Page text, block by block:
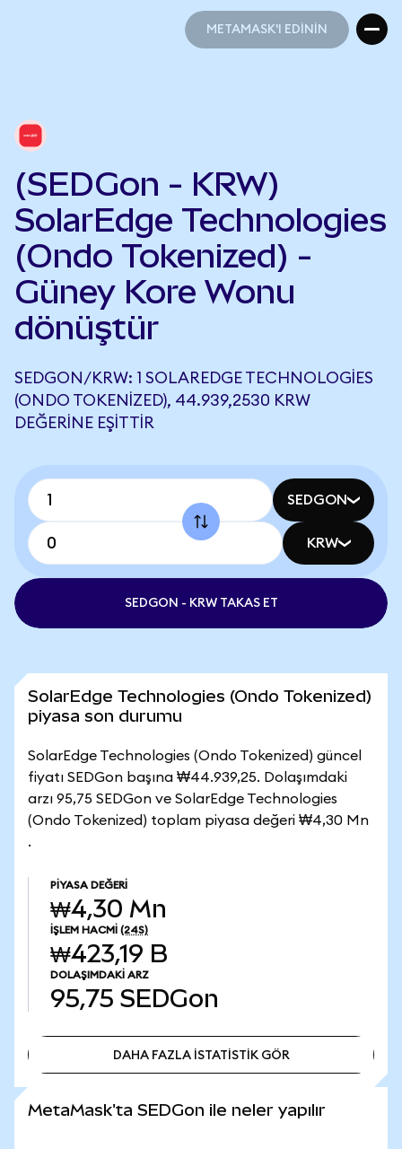
METAMASK'I EDİNİN
(SEDGon - KRW)
SolarEdge Technologies
(Ondo Tokenized) -
Güney Kore Wonu
dönüştür
SEDGON/KRW: 1 SOLAREDGE TECHNOLOGIES
(ONDO TOKENIZED), 44.939,2530 KRW
DEĞERINE EŞITTIR
SEDGON
KRW
SEDGON - KRW TAKAS ET
SolarEdge Technologies (Ondo Tokenized)
piyasa son durumu
SolarEdge Technologies (Ondo Tokenized) güncel
fiyatı SEDGon başına ₩44.939,25. Dolaşımdaki
arzı 95,75 SEDGon ve SolarEdge Technologies
(Ondo Tokenized) toplam piyasa değeri ₩4,30 Mn
.
PIYASA DEĞERI
₩4,30 Mn
İŞLEM HACMI (24S)
₩423,19 B
DOLAŞIMDAKI ARZ
95,75 SEDGon
DAHA FAZLA İSTATİSTİK GÖR
MetaMask'ta SEDGon ile neler yapılır